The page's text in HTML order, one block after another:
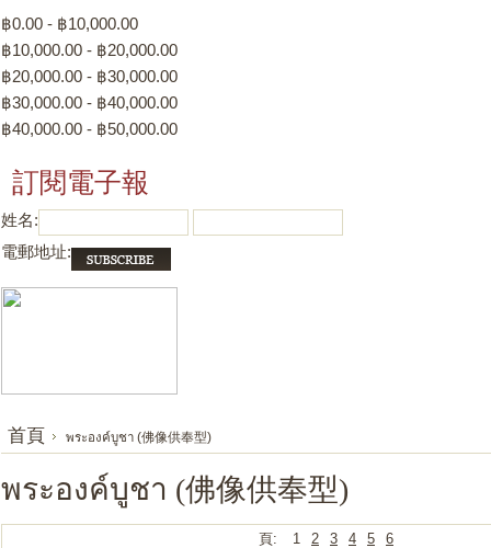
฿0.00 - ฿10,000.00
฿10,000.00 - ฿20,000.00
฿20,000.00 - ฿30,000.00
฿30,000.00 - ฿40,000.00
฿40,000.00 - ฿50,000.00
訂閱電子報
姓名:
電郵地址:
首頁 พระองค์บูชา (佛像供奉型)
พระองค์บูชา (佛像供奉型)
頁: 1 2 3 4 5 6